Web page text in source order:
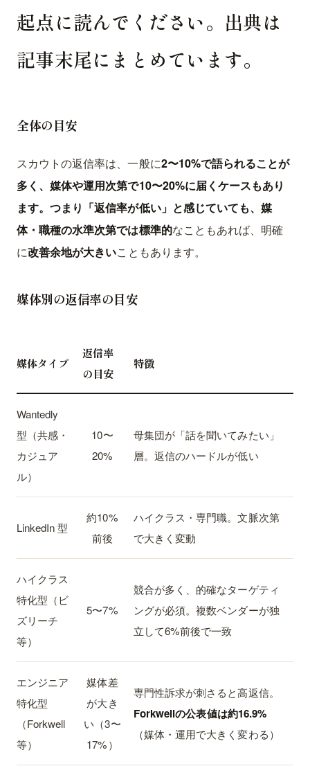
起点に読んでください。出典は
記事末尾にまとめています。
全体の目安
スカウトの返信率は、一般に2〜10%で語られることが
多く、媒体や運用次第で10〜20%に届くケースもあり
ます。つまり「返信率が低い」と感じていても、媒
体・職種の水準次第では標準的なこともあれば、明確
に改善余地が大きいこともあります。
媒体別の返信率の目安
媒体タイプ
返信率
の目安
特徴
Wantedly
型（共感・
カジュア
ル）
10〜
20%
母集団が「話を聞いてみたい」
層。返信のハードルが低い
LinkedIn 型
約10%
前後
ハイクラス・専門職。文脈次第
で大きく変動
ハイクラス
特化型（ビ
ズリーチ
等）
5〜7%
競合が多く、的確なターゲティ
ングが必須。複数ベンダーが独
立して6%前後で一致
エンジニア
特化型
（Forkwell
等）
媒体差
が大き
い（3〜
17%）
専門性訴求が刺さると高返信。
Forkwellの公表値は約16.9%
（媒体・運用で大きく変わる）